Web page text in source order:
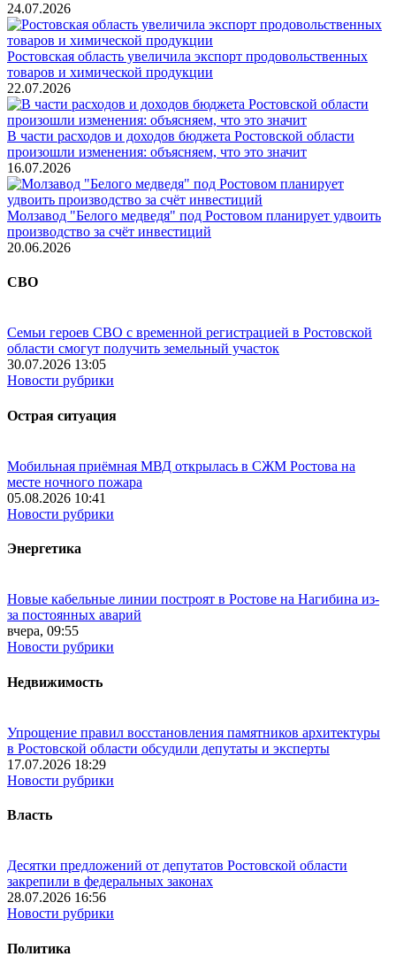
24.07.2026
Ростовская область увеличила экспорт продовольственных
товаров и химической продукции
22.07.2026
В части расходов и доходов бюджета Ростовской области
произошли изменения: объясняем, что это значит
16.07.2026
Молзавод "Белого медведя" под Ростовом планирует удвоить
производство за счёт инвестиций
20.06.2026
СВО
Семьи героев СВО с временной регистрацией в Ростовской
области смогут получить земельный участок
30.07.2026 13:05
Новости рубрики
Острая ситуация
Мобильная приёмная МВД открылась в СЖМ Ростова на
месте ночного пожара
05.08.2026 10:41
Новости рубрики
Энергетика
Новые кабельные линии построят в Ростове на Нагибина из-
за постоянных аварий
вчера, 09:55
Новости рубрики
Недвижимость
Упрощение правил восстановления памятников архитектуры
в Ростовской области обсудили депутаты и эксперты
17.07.2026 18:29
Новости рубрики
Власть
Десятки предложений от депутатов Ростовской области
закрепили в федеральных законах
28.07.2026 16:56
Новости рубрики
Политика